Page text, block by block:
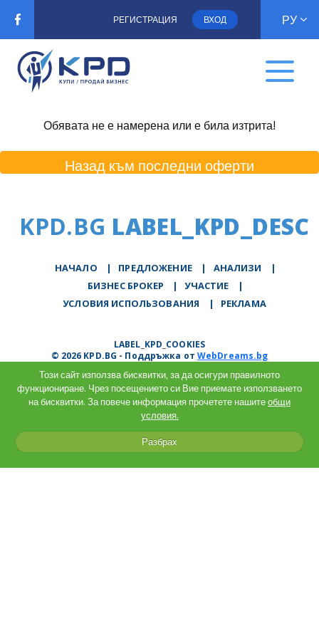
РЕГИСТРАЦИЯ ВХОД РУ
Обявата не е намерена или е била изтрита!
Назад към последни оферти
KPD.BG LABEL_KPD_DESC
НАЧАЛО | ПРЕДЛОЖЕНИЕ | АНАЛИЗИ
|
БИЗНЕС БРОКЕР
| УЧАСТИЕ
|
УСЛОВИЯ ИСПОЛЬЗОВАНИЯ
| РЕКЛАМА
LABEL_KPD_COOKIES
© 2026 KPD.BG - Поддръжка отWebDreams.bg
Този сайт използва бисквитки, за да осигури правилното
функциониране. Чрез посещението си Вие приемате използването
на бисквитки. За повече информация прочетете нашитеобщи
условия.
Разбрах